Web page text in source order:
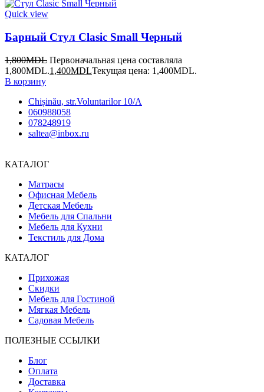
Quick view
Барный Стул Clasic Small Черный
1,800MDL Первоначальная цена составляла
1,800MDL.1,400MDLТекущая цена: 1,400MDL.
В корзину
Chișinău, str.Voluntarilor 10/A
060988058
078248919
saltea@inbox.ru
КАТАЛОГ
Матрасы
Офисная Мебель
Детская Мебель
Мебель для Спальни
Мебель для Кухни
Текстиль для Дома
КАТАЛОГ
Прихожая
Скидки
Мебель для Гостиной
Мягкая Мебель
Садовая Мебель
ПОЛЕЗНЫЕ ССЫЛКИ
Блог
Оплата
Доставка